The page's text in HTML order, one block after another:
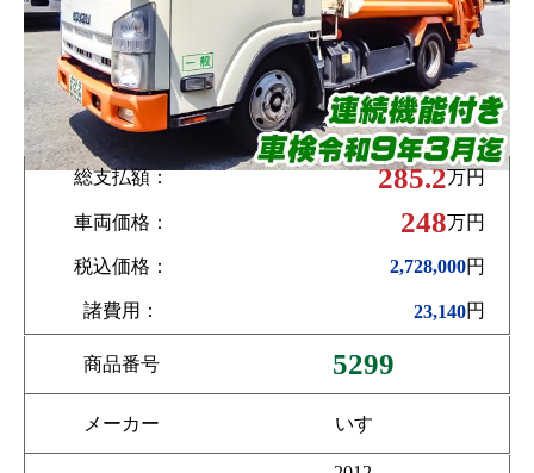
総支払額： 285.2万円
車両価格： 248万円
税込価格： 2,728,000円
諸費用： 23,140円
商品番号 5299
メーカー いすゞ